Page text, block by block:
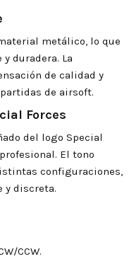
metálico, lo que
duradera. La
de calidad y
de airsoft.
Forces
del logo Special
El tono
configuraciones,
y discreta.
CCW.